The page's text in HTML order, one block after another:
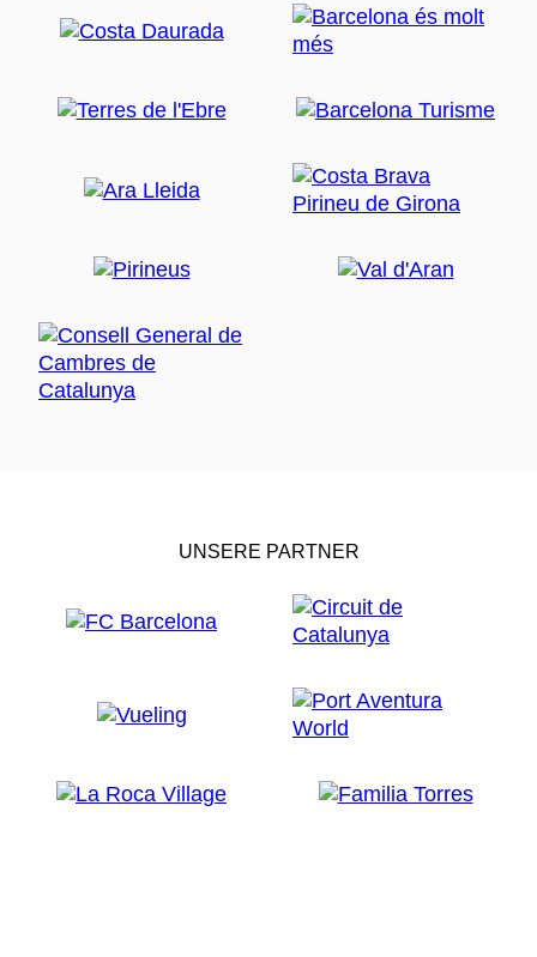
UNSERE PARTNER